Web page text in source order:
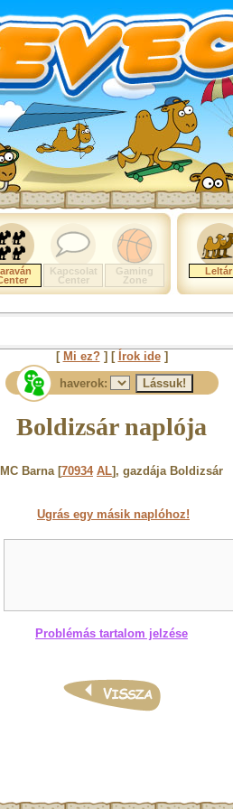
Kapcsolat
Center
Gaming
Zone
Leltár
[ Mi ez?] [ Írok ide]
haverok:
Boldizsár naplója
MC Barna [70934 AL], gazdája Boldizsár
Ugrás egy másik naplóhoz!
Problémás tartalom jelzése